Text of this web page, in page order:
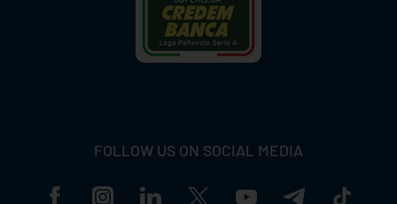
FOLLOW US ON SOCIAL MEDIA